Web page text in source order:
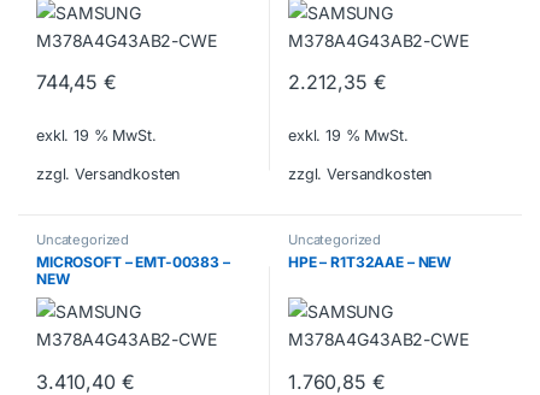
744,45€
exkl. 19 % MwSt.
zzgl. Versandkosten
2.212,35 €
exkl. 19 % MwSt.
zzgl. Versandkosten
Uncategorized
MICROSOFT – EMT-00383 –
NEW
3.410,40 €
Uncategorized
HPE – R1T32AAE – NEW
1.760,85 €